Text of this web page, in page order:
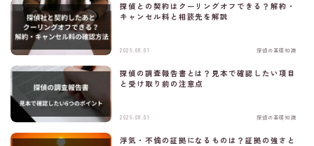
探偵との契約はクーリングオフできる？解約・
キャンセル料と相談先を解説
2026.08.01 探偵の基礎知識
探偵の調査報告書とは？見本で確認したい項目
と受け取り前の注意点
2026.08.01 探偵の基礎知識
浮気・不倫の証拠になるものは？証拠の強さと